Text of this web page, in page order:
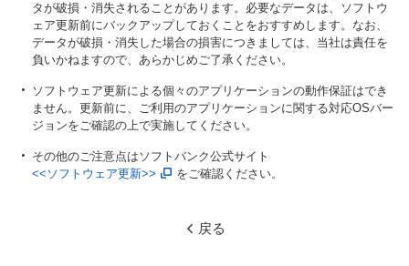
タが破損・消失されることがあります。必要なデータは、ソフトウ
ェア更新前にバックアップしておくことをおすすめします。なお、
データが破損・消失した場合の損害につきましては、当社は責任を
負いかねますので、あらかじめご了承ください。
ソフトウェア更新による個々のアプリケーションの動作保証はでき
ません。更新前に、ご利用のアプリケーションに関する対応OSバー
ジョンをご確認の上で実施してください。
その他のご注意点はソフトバンク公式サイト
<<ソフトウェア更新>>
をご確認ください。
戻る